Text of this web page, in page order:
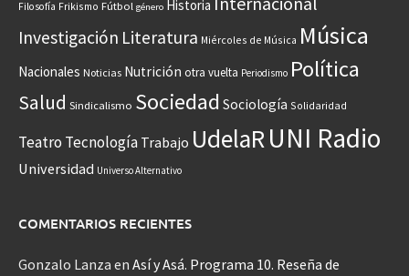
Filosofía Frikismo Fútbol género Historia
Investigación Literatura Miércoles de Música Música
Nacionales Noticias Nutrición otra vuelta Periodismo Política
Salud Sindicalismo Sociedad Sociología Solidaridad
Teatro Tecnología Trabajo UdelaRUNI Radio
Universidad Universo Alternativo
COMENTARIOS RECIENTES
Gonzalo Lanza en Así y Asá. Programa 10. Reseña de